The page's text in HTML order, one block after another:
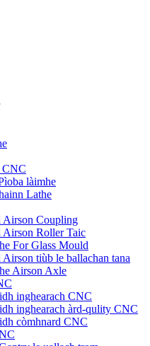
CNC
làimhe
Lathe
Airson Coupling
Airson Roller Taic
For Glass Mould
tiùb le ballachan tana
Airson Axle
inghearach CNC
inghearach àrd-qulity CNC
còmhnard CNC